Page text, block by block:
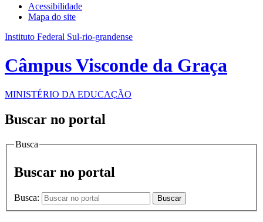
Acessibilidade
Mapa do site
Instituto Federal Sul-rio-grandense
Câmpus Visconde da Graça
MINISTÉRIO DA EDUCAÇÃO
Buscar no portal
Busca
Buscar no portal
Busca: Buscar